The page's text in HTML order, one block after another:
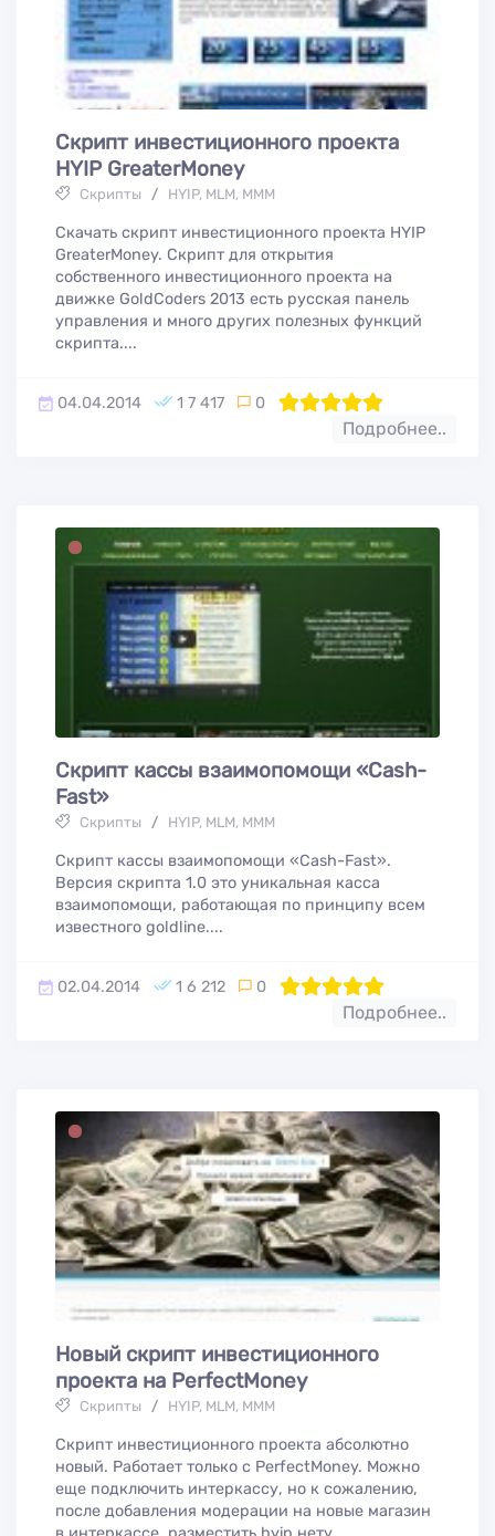
Скрипт инвестиционного проекта
HYIP GreaterMoney
Скрипты / HYIP, MLM, МММ
Скачать скрипт инвестиционного проекта HYIP
GreaterMoney. Скрипт для открытия
собственного инвестиционного проекта на
движке GoldCoders 2013 есть русская панель
управления и много других полезных функций
скрипта....
04.04.2014 1 7 417 0 100
1 2 3 4 5
Подробнее..
Скрипт кассы взаимопомощи «Cash-
Fast»
Скрипты / HYIP, MLM, МММ
Скрипт кассы взаимопомощи «Cash-Fast».
Версия скрипта 1.0 это уникальная касса
взаимопомощи, работающая по принципу всем
известного goldline....
02.04.2014 1 6 212 0 100
1 2 3 4 5
Подробнее..
Новый скрипт инвестиционного
проекта на PerfectMoney
Скрипты / HYIP, MLM, МММ
Скрипт инвестиционного проекта абсолютно
новый. Работает только с PerfectMoney. Можно
еще подключить интеркассу, но к сожалению,
после добавления модерации на новые магазин